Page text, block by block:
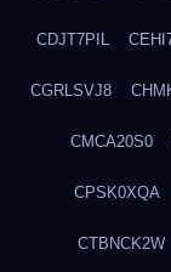
CDJT7PIL
CGRLSVJ8
CMCA20S0
CPSK0XQA
CTBNCK2W